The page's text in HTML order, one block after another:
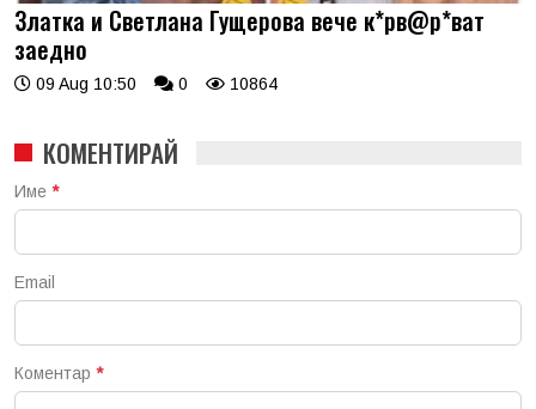
Златка и Светлана Гущерова вече к*рв@р*ват
заедно
09 Aug 10:50 0 10864
КОМЕНТИРАЙ
Име *
Email
Коментар *